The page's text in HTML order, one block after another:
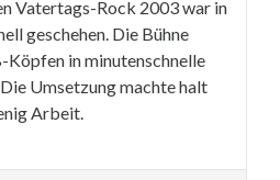
Vatertags-Rock 2003 war in
geschehen. Die Bühne
Köpfen in minutenschnelle
Umsetzung machte halt
Arbeit.